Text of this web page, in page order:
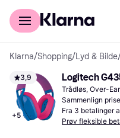
For kunder
Klarna/Shopping/Lyd & Bilde
3,9
+5
Logitech
Trådløs, Over-
Sammenlign
Fra 3 betalinger
Prøv fleksible